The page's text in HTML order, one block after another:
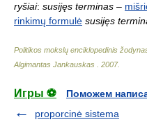
ryšiai: susijęs terminas –
rinkimų formulė susijęs
Politikos mokslų enciklopedinis
Algimantas Jankauskas
2007.
Игры ⚽
Поможем
proporcinė sistema